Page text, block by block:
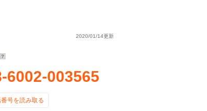
2020/01/14更新
6002-003565
番号を読み取る